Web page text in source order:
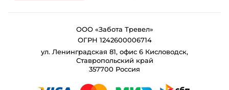
ООО «Забота Тревел»
ОГРН 1242600006714
ул. Ленинградская 81, офис 6 Кисловодск,
Ставропольский край
357700 Россия